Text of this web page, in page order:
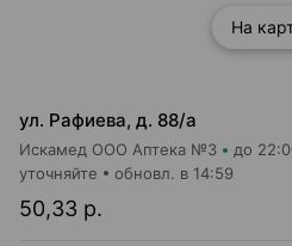
На
ул. Рафиева, д. 88/а
Искамед ООО Аптека №3 до
50,33 р.
уточняйте обновл. в 14:59